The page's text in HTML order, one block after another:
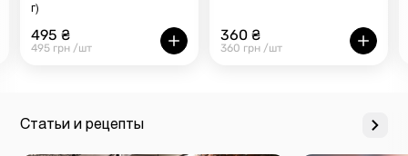
г)
495 ₴
495 грн /шт
360 ₴
360 грн /шт
Статьи и рецепты